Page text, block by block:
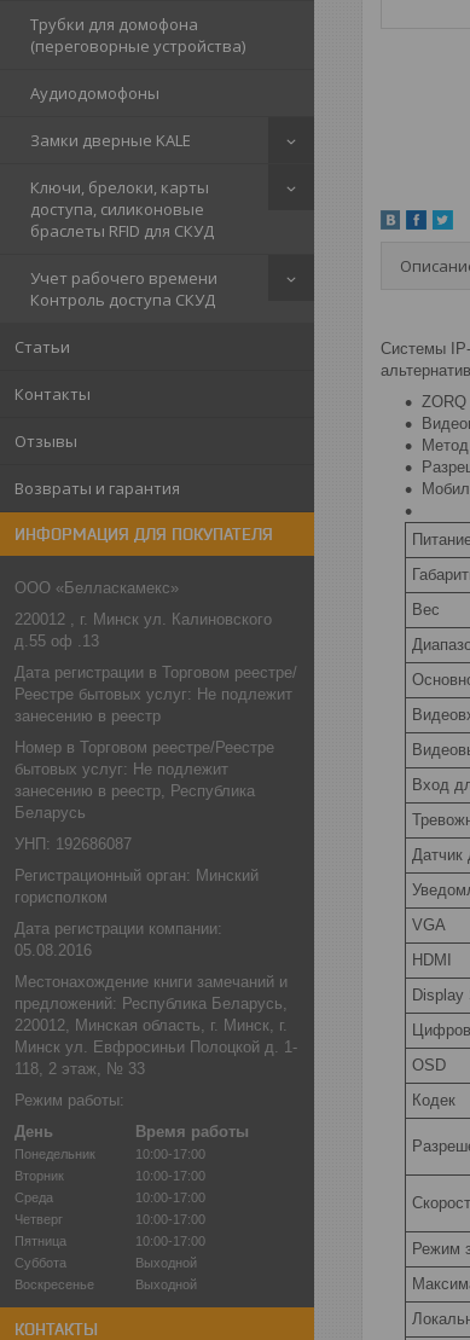
Трубки для домофона
(переговорные устройства)
Аудиодомофоны
Замки дверные KALE
Ключи, брелоки, карты
доступа, силиконовые
браслеты RFID для СКУД
Учет рабочего времени
Контроль доступа СКУД
Статьи
Контакты
Отзывы
Возвраты и гарантия
ИНФОРМАЦИЯ ДЛЯ ПОКУПАТЕЛЯ
ООО «Белласкамекс»
220012 , г. Минск ул. Калиновского
д.55 оф .13
Дата регистрации в Торговом реестре/
Реестре бытовых услуг: Не подлежит
занесению в реестр
Номер в Торговом реестре/Реестре
бытовых услуг: Не подлежит
занесению в реестр, Республика
Беларусь
УНП: 192686087
Регистрационный орган: Минский
горисполком
Дата регистрации компании:
05.08.2016
Местонахождение книги замечаний и
предложений: Республика Беларусь,
220012, Минская область, г. Минск, г.
Минск ул. Евфросиньи Полоцкой д. 1-
118, 2 этаж, № 33
Режим работы:
День
Время работы
Понедельник
10:00-17:00
Вторник
10:00-17:00
Среда
10:00-17:00
Четверг
10:00-17:00
Пятница
10:00-17:00
Суббота
Выходной
Воскресенье
Выходной
КОНТАКТЫ
Системы
ZORQ
Вес
Вход
Датчик
VGA
HDMI
Display
OSD
Кодек
Режим